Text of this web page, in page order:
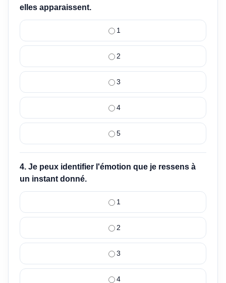
elles apparaissent.
1
2
3
4
5
4. Je peux identifier l'émotion que je ressens à
un instant donné.
1
2
3
4